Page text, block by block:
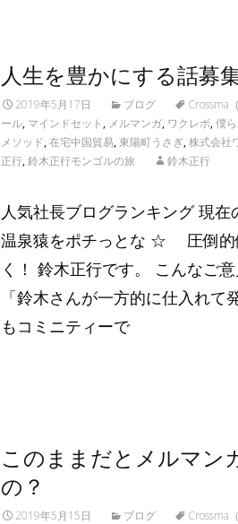
人生を豊かにする話募
2019年5月17日 ブログ Crossma
ール, マインドセット , メルマンガ, ワクレボ,僕
メソッド,在宅中国貿易, 東陽町うさぎ,株式会社
正行,鈴木正行モンゴルの旅 鈴木正行
人気社長ブログランキング 現在
温泉猿をポチっとな ☆ 圧倒的
く！ 鈴木正行です。 こんなご意
「鈴木さんが一方的に仕入れて
もコミニティーで
このままだとメルマン
の？
2019年5月15日 ブログ Crossma